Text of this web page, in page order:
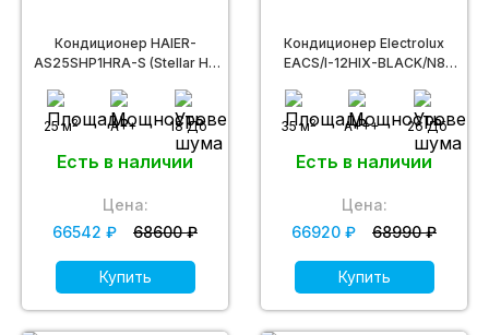
Кондиционер HAIER-
AS25SHP1HRA-S (Stellar HP
25 м2 A++ 18 Дб
Есть в наличии
Цена:
66542 ₽
68600 ₽
Купить
Кондиционер Electrolux
EACS/I-12HIX-BLACK/N8
35 м2 A+++ 26 Дб
Есть в наличии
Цена:
66920 ₽
68990 ₽
Купить